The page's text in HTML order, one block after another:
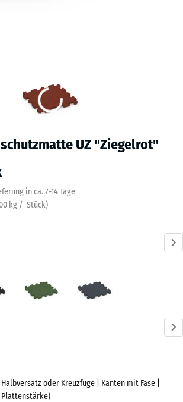
UZ "Ziegelrot"
in ca. 7-14 Tage
kg / Stück)
oder Kreuzfuge | Kanten mit Fase |
Plattenstärke)